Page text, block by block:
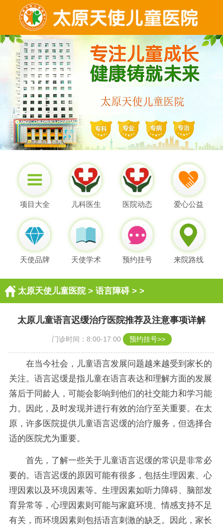
项目大全 儿科医生 医院动态 爱心公益
天使品牌 天使学术 预约挂号 来院路线
太原天使儿童医院> 语言障碍> >
太原儿童语言迟缓治疗医院推荐及注意事项详解
门诊时间：8:00-17:00 预约挂号>>
在当今社会，儿童语言发展问题越来越受到家长的
关注。语言迟缓是指儿童在语言表达和理解方面的发展
落后于同龄人，可能会影响到他们的社交能力和学习能
力。因此，及时发现并进行有效的治疗至关重要。在太
原，许多医院提供儿童语言迟缓的治疗服务，但选择合
适的医院尤为重要。
首先，了解一些关于儿童语言迟缓的常识是非常必
要的。语言迟缓的原因可能有很多，包括生理因素、心
理因素以及环境因素等。生理因素如听力障碍、脑部发
育异常等，心理因素则可能与家庭环境、情感支持不足
有关，而环境因素则包括语言刺激的缺乏。因此，家长